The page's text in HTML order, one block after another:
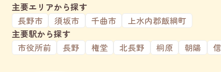
主要エリアから探す
長野市
須坂市 千曲市
上水内郡飯綱町
主要駅から探す
市役所前
長野 権堂 北長野 桐原 朝陽